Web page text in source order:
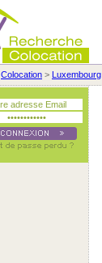
Colocation > Luxembourg